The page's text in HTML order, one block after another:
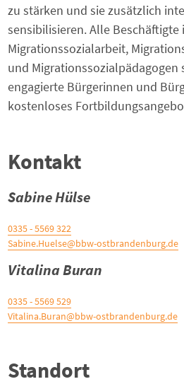
zu stärken und sie zusätzlich
sensibilisieren. Alle Beschäftigte
Migrationssozialarbeit,
und
engagierte Bürgerinnen und
kostenloses
Kontakt
Sabine Hülse
0335 - 5569 322
Sabine.Huelse@bbw-ostbrandenburg.de
Vitalina Buran
0335 - 5569 529
Vitalina.Buran@bbw-ostbrandenburg.de
Standort